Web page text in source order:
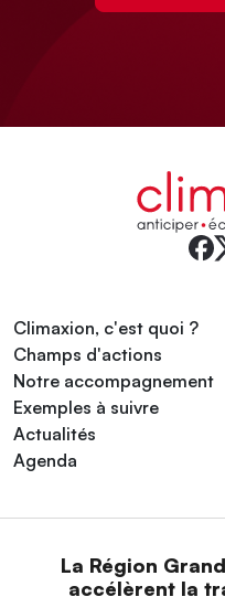
Climaxion, c'est quoi ?
Champs d'actions
Notre accompagnement
Exemples à suivre
Actualités
Agenda
La Région
accélèrent la